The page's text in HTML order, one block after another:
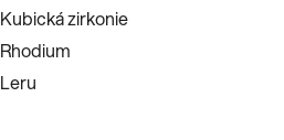
Kubická zirkonie
Rhodium
Leru